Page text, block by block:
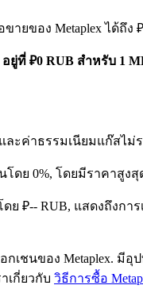
ยของ Metaplex ได้ถึง
อยู่ที่ ₽0 RUB สำหรับ 1
ละค่าธรรมเนียมแก๊สไม่
ดย 0%, โดยมีราคาสูง
ดย ₽-- RUB, แสดงถึงกา
เชนของ Metaplex. มี
เกี่ยวกับ วิธีการซื้อ